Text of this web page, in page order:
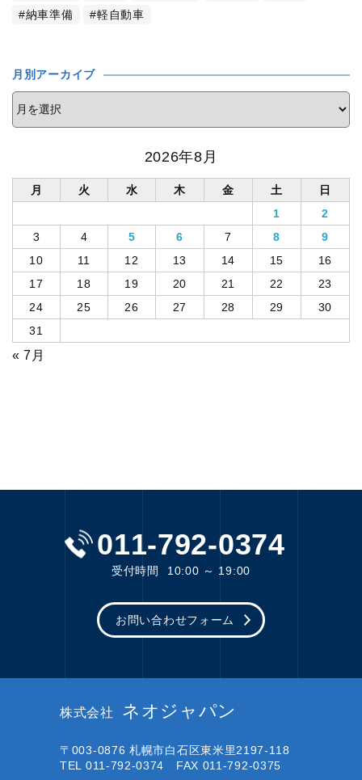
納車準備
軽自動車
月別アーカイブ
2026年8月
月 火 水 木 金 土
日
1
2
3
4 5 6 7 8
9
10
11 12 13 14 15
16
17
18 19 20 21 22
23
24
25 26 27 28 29
30
31
« 7月
011-792-0374
受付時間 10:00 ～ 19:00
お問い合わせフォーム
株式会社 ネオジャパン
〒003-0876 札幌市白石区東米里2197-118
TEL 011-792-0374 FAX 011-792-0375